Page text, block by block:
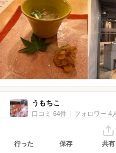
うもちこ
口コミ 64件 フォロワー 4人
行った 保存 共有